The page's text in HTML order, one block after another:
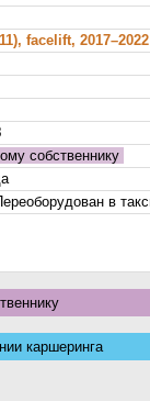
facelift, 2017–2022
собственнику
в
каршеринга